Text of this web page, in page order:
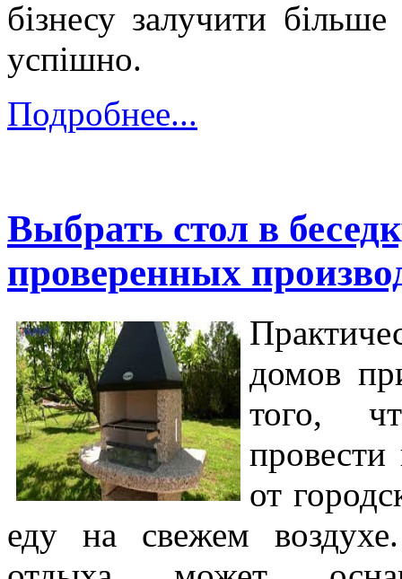
бізнесу залучити
успішно.
Подробнее...
Выбрать стол в
проверенных
домов
того,
от
еду на свежем